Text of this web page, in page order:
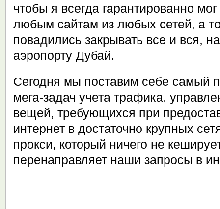
чтобы я всегда гарантированно
любым сайтам из любых сетей, а
повадились закрывать все и вся,
аэропорту Дубай.
Сегодня мы поставим себе самый
мега-задач учета трафика,
вещей, требующихся при
интернет в достаточно крупных
прокси, который ничего не
перенаправляет наши запросы в